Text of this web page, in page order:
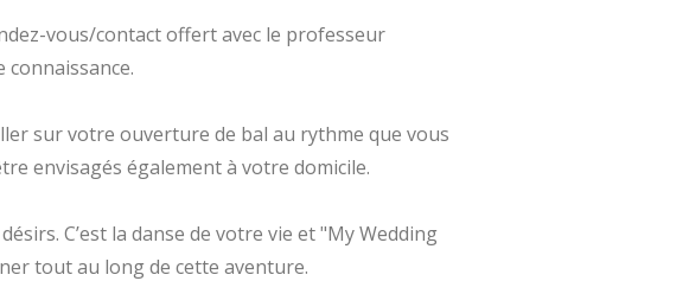
vous/contact offert avec le professeur
connaissance.
sur votre ouverture de bal au rythme que vous
envisagés également à votre domicile.
C’est la danse de votre vie et "My Wedding
tout au long de cette aventure.